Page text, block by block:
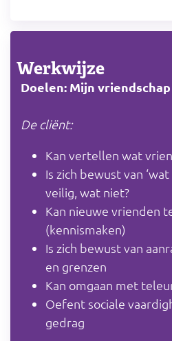
Werkwijze
Doelen: Mijn vriendschap
De cliënt:
Kan vertellen wat
Is zich bewust van
veilig, wat niet?
Kan nieuwe vrienden
(kennismaken)
Is zich bewust van
en grenzen
Kan omgaan met
Oefent sociale
gedrag